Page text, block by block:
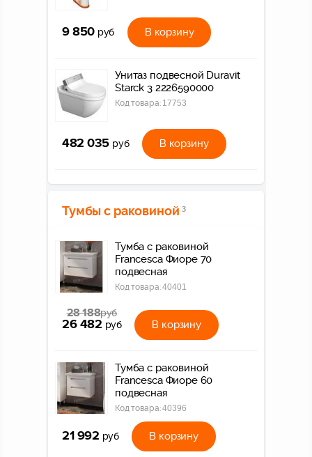
9 850 руб В корзину
Унитаз подвесной Duravit
Starck 3 2226590000
Код товара: 17753
482 035 руб В корзину
Тумбы с раковиной 3
Тумба с раковиной
Francesca Фиоре 70
подвесная
Код товара:40401
28 188руб
26 482 руб В корзину
Тумба с раковиной
Francesca Фиоре 60
подвесная
Код товара:40396
21 992 руб В корзину